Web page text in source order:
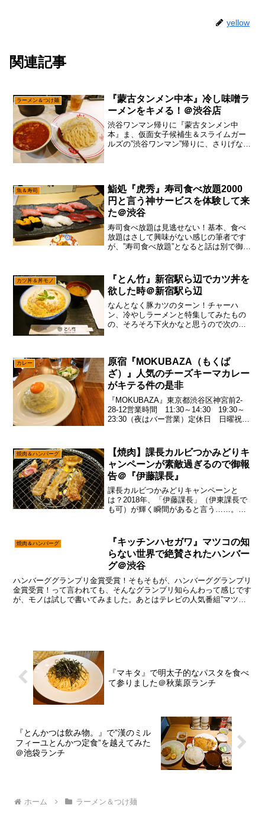
yellow
関連記事
ラーメン＆つけ麺
『蒙古タンメン中本』冷し味噌ラ
ーメンをキメる！＠渋谷店
渋谷ワンマン帰りに『蒙古タンメン中
本』ま、仮面女子候補生＆スライムガー
ルズの”渋谷ワンマン”帰りに、さりげなく
と並んでたので華麗...
魚＆寿司
鮨処『虎秀』寿司食べ放題2000
円と言う神サービスを体験して来
た＠渋谷
寿司食べ放題は見逃せない！基本、食べ
放題はさして興味がない感じの筆者です
が、”寿司食べ放題”となると話は別で御座
『虎秀』を見過ごす訳もなく、マッハで
食べに行って来ました。...
カツ丼＆丼モノ
『とん竹』新宿駅ら辺でカツ丼を
欲した時＠新宿駅ら辺
なんとなく豚カツのターン！チャーハ
ン、冷やしラーメンと特集してみたもの
の、そろそろ下火かなと思うので次のタ
の終わりと言う訳でして、ちょ...
カレー
原宿『MOKUBAZA（もくば
ざ）』人気のチーズキーマカレー
がキテる件の是非
『MOKUBAZA』東京都渋谷区神宮前2-
28-12営業時間 11:30～14:30 19:30～
23:30（夜はバー営業）定休日 日曜祝日
『MOKUBAZA』...
焼肉＆ハンバーグ
【焼肉】課長カルビつかみどりキ
ャンペーンが素敵過ぎるので御報
告＠『伊藤課長』
課長カルビつかみどりキャンペーンと
は？2018年、「伊藤課長」（伊東課長で
も可）が輝く瞬間があると言う……。
た！まったく何の話やら見当が付かない
と思うので解説すると...
焼肉＆ハンバーグ
『キッチンハセガワ』マツコの知
らない世界で絶賛されたハンバー
グ＠渋谷
ハンバーググランプリ金賞受賞！そもそもが、ハンバーググランプリ
金賞受賞！って言われても、そんなグランプリ知らんわって感じです
が、モノは試しで書いてみました。あとはテレビの人気番組”マツコ
『マキタ』で明太子的なパスタを食べ
て参りました＠秋葉原ランチ
『とんかつは飲み物。』で”漢のミル
フィーユとんかつ定食”を越えてみた
＠池袋ランチ
ホーム ラーメン＆つけ麺